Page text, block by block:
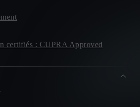
certifiés : CUPRA Approved